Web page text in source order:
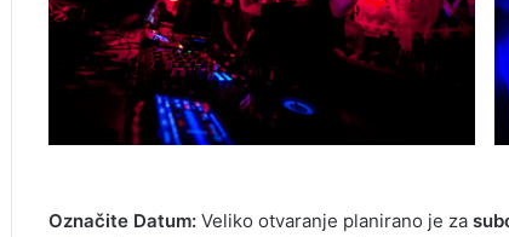
Označite Datum: Veliko otvaranje planirano je za